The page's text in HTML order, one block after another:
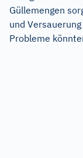
Güllemengen
und
Probleme